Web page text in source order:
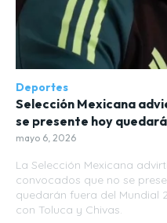
Deportes
Selección Mexicana
se presente hoy
mayo 6, 2026
La Selección Mexicana
convocados que no se
quedarán fuera del Mundial
con Toluca y Chivas.